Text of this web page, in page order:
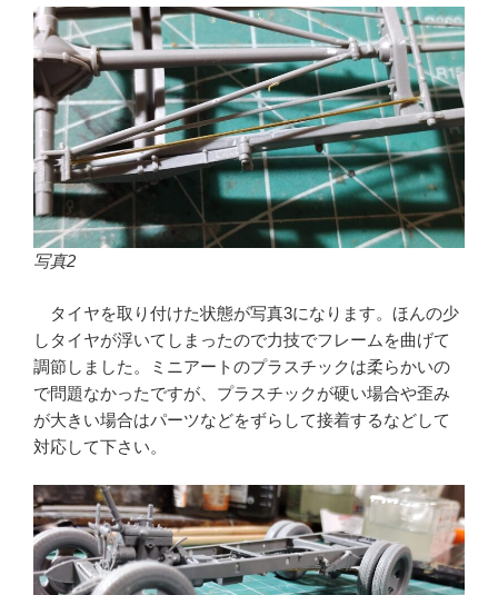
写真2
タイヤを取り付けた状態が写真3になります。ほんの少
しタイヤが浮いてしまったので力技でフレームを曲げて
調節しました。ミニアートのプラスチックは柔らかいの
で問題なかったですが、プラスチックが硬い場合や歪み
が大きい場合はパーツなどをずらして接着するなどして
対応して下さい。